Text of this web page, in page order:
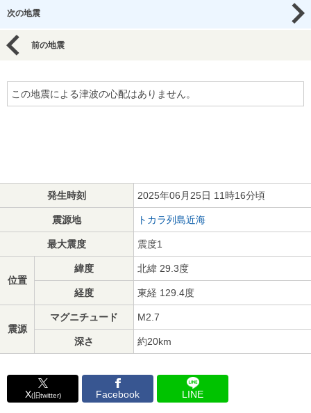
次の地震
前の地震
この地震による津波の心配はありません。
発生時刻 2025年06月25日 11時16分頃
震源地 トカラ列島近海
最大震度 震度1
位置
緯度 北緯 29.3度
経度 東経 129.4度
震源
マグニチュード M2.7
深さ 約20km
X(旧twitter) Facebook LINE